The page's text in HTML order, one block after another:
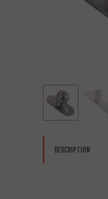
DESCRIPTION